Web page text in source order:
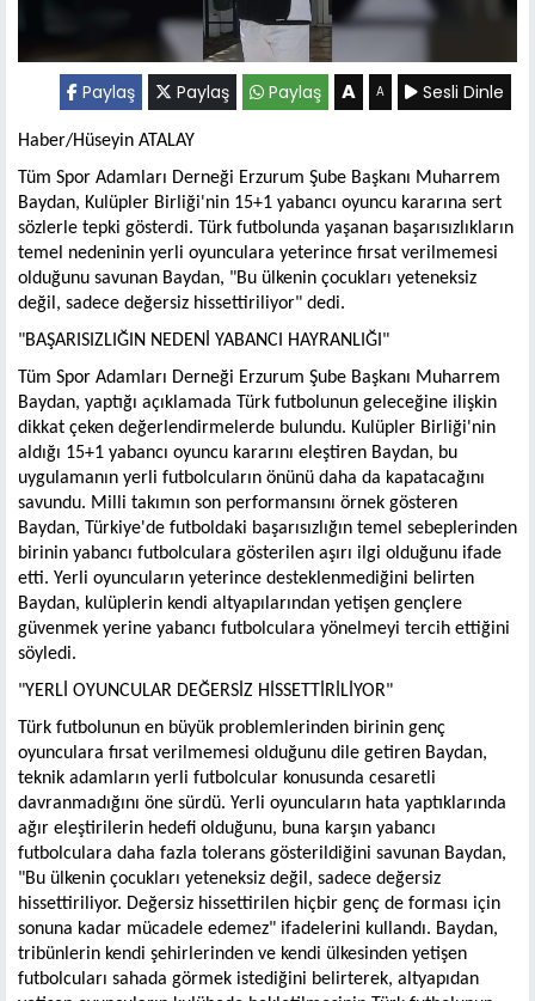
Paylaş Paylaş Paylaş A A Sesli Dinle
Haber/Hüseyin ATALAY
Tüm Spor Adamları Derneği Erzurum Şube Başkanı Muharrem
Baydan, Kulüpler Birliği'nin 15+1 yabancı oyuncu kararına sert
sözlerle tepki gösterdi. Türk futbolunda yaşanan başarısızlıkların
temel nedeninin yerli oyunculara yeterince fırsat verilmemesi
olduğunu savunan Baydan, "Bu ülkenin çocukları yeteneksiz
değil, sadece değersiz hissettiriliyor" dedi.
"BAŞARISIZLIĞIN NEDENİ YABANCI HAYRANLIĞI"
Tüm Spor Adamları Derneği Erzurum Şube Başkanı Muharrem
Baydan, yaptığı açıklamada Türk futbolunun geleceğine ilişkin
dikkat çeken değerlendirmelerde bulundu. Kulüpler Birliği'nin
aldığı 15+1 yabancı oyuncu kararını eleştiren Baydan, bu
uygulamanın yerli futbolcuların önünü daha da kapatacağını
savundu. Milli takımın son performansını örnek gösteren
Baydan, Türkiye'de futboldaki başarısızlığın temel sebeplerinden
birinin yabancı futbolculara gösterilen aşırı ilgi olduğunu ifade
etti. Yerli oyuncuların yeterince desteklenmediğini belirten
Baydan, kulüplerin kendi altyapılarından yetişen gençlere
güvenmek yerine yabancı futbolculara yönelmeyi tercih ettiğini
söyledi.
"YERLİ OYUNCULAR DEĞERSİZ HİSSETTİRİLİYOR"
Türk futbolunun en büyük problemlerinden birinin genç
oyunculara fırsat verilmemesi olduğunu dile getiren Baydan,
teknik adamların yerli futbolcular konusunda cesaretli
davranmadığını öne sürdü. Yerli oyuncuların hata yaptıklarında
ağır eleştirilerin hedefi olduğunu, buna karşın yabancı
futbolculara daha fazla tolerans gösterildiğini savunan Baydan,
"Bu ülkenin çocukları yeteneksiz değil, sadece değersiz
hissettiriliyor. Değersiz hissettirilen hiçbir genç de forması için
sonuna kadar mücadele edemez" ifadelerini kullandı. Baydan,
tribünlerin kendi şehirlerinden ve kendi ülkesinden yetişen
futbolcuları sahada görmek istediğini belirterek, altyapıdan